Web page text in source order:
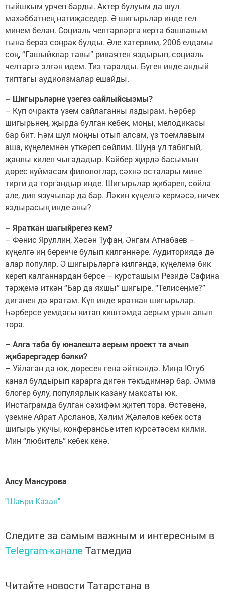
гыйшкым үрчеп барды. Актер булуым да шул
мәхәббәтнең нәтиҗәседер. Ә шигырьләр инде гел
минем белән. Социаль челтәрләргә кертә башлавым
гына бераз соңрак булды. Әле хәтерлим, 2006 елдамы
соң, “Гашыйклар тавы” риваятен яздырып, социаль
челтәргә элгән идем. Тиз таралды. Бүген инде андый
типтагы аудиоязмалар ешайды.
– Шигырьләрне үзегез сайлыйсызмы?
– Күп очракта үзем сайлаганны яздырам. Һәрбер
шигырьнең, җырда булган кебек, моңы, мелодикасы
бар бит. Һәм шул моңны отып алсам, үз тоемлавым
аша, күңелемнән үткәреп сөйлим. Шуңа ул табигый,
җанлы килеп чыгададыр. Кайбер җирдә басымын
дөрес куймасам филологлар, сәхнә осталары мине
тирги дә торгандыр инде. Шигырьләр җибәреп, сөйлә
әле, дип язучылар да бар. Ләкин күңелгә кермәсә, ничек
яздырасың инде аны?
– Яраткан шагыйрегез кем?
– Фәнис Яруллин, Хәсән Туфан, Әнгам Атнабаев –
күңелгә иң беренче булып килгәннәре. Аудиториядә дә
алар популяр. Ә шигырьләргә килгәндә, күңелемә бик
кереп калганнардан берсе – курсташым Резидә Сафина
тәрҗемә иткән “Бар да яхшы” шигыре. “Телисеңме?”
дигәнен дә яратам. Күп инде яраткан шигырьләр.
Һәрберсе уемдагы китап киштәмдә аерым урын алып
тора.
– Алга таба бу юнәлештә аерым проект та ачып
җибәрергәдер бәлки?
– Уйлаган да юк, дөресен генә әйткәндә. Миңа Ютуб
канал булдырып карарга дигән тәкъдимнәр бар. Әмма
блогер булу, популярлык казану максаты юк.
Инстаграмда булган сәхифәм җитеп тора. Өстәвенә,
үземне Айрат Арсланов, Хәлим Җәләлов кебек оста
шигырь укучы, конферансье итеп күрсәтәсем килми.
Мин “любитель” кебек кенә.
Алсу Мансурова
"Шәһри Казан"
Следите за самым важным и интересным в
Telegram-канале Татмедиа
Читайте новости Татарстана в